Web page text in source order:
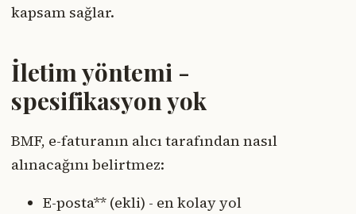
kapsam sağlar.
İletim yöntemi -
spesifikasyon yok
BMF, e-faturanın alıcı tarafından nasıl
alınacağını belirtmez:
E-posta** (ekli) - en kolay yol